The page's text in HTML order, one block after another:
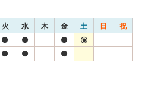
火 水 木 金 土 日 祝